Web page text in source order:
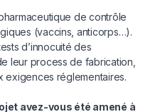
de contrôle
(vaccins, anticorps…).
d’innocuité des
leur process de fabrication,
exigences réglementaires.
avez-vous été amené à